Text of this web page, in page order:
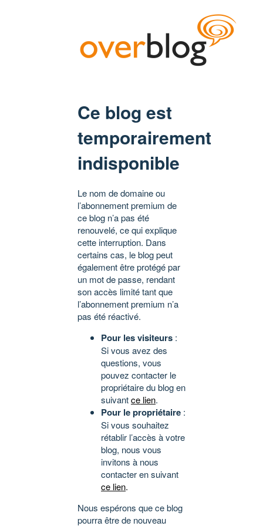
Ce blog est
temporairement
indisponible
Le nom de domaine ou
l’abonnement premium de
ce blog n’a pas été
renouvelé, ce qui explique
cette interruption. Dans
certains cas, le blog peut
également être protégé par
un mot de passe, rendant
son accès limité tant que
l’abonnement premium n’a
pas été réactivé.
Pour les visiteurs :
Si vous avez des
questions, vous
pouvez contacter le
propriétaire du blog en
suivantce lien.
Pour le propriétaire :
Si vous souhaitez
rétablir l’accès à votre
blog, nous vous
invitons à nous
contacter en suivant
ce lien.
Nous espérons que ce blog
pourra être de nouveau